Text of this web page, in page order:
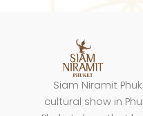
Siam Niramit
cultural show in